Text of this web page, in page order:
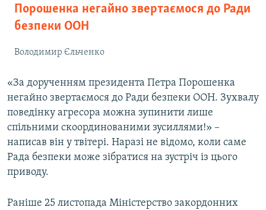
Порошенка негайно звертаємося до Ради
безпеки ООН
Володимир Єльченко
«За дорученням президента Петра Порошенка
негайно звертаємося до Ради безпеки ООН. Зухвалу
поведінку агресора можна зупинити лише
спільними скоординованими зусиллями!» –
написав він у твітері. Наразі не відомо, коли саме
Рада безпеки може зібратися на зустріч із цього
приводу.
Раніше 25 листопада Міністерство закордонних